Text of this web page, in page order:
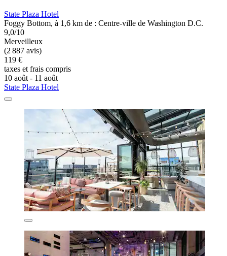
State Plaza Hotel
Foggy Bottom, à 1,6 km de : Centre-ville de Washington D.C.
9,0/10
Merveilleux
(2 887 avis)
119 €
taxes et frais compris
10 août - 11 août
State Plaza Hotel